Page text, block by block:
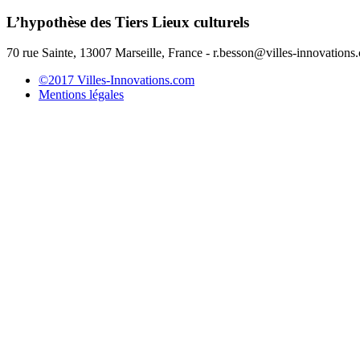
L’hypothèse des Tiers Lieux culturels
70 rue Sainte, 13007 Marseille, France - r.besson@villes-
©2017 Villes-Innovations.com
Mentions légales